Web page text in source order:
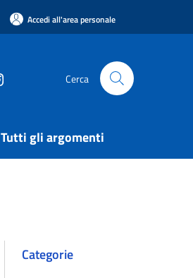
Accedi all'area personale
Cerca
Tutti gli argomenti
Categorie